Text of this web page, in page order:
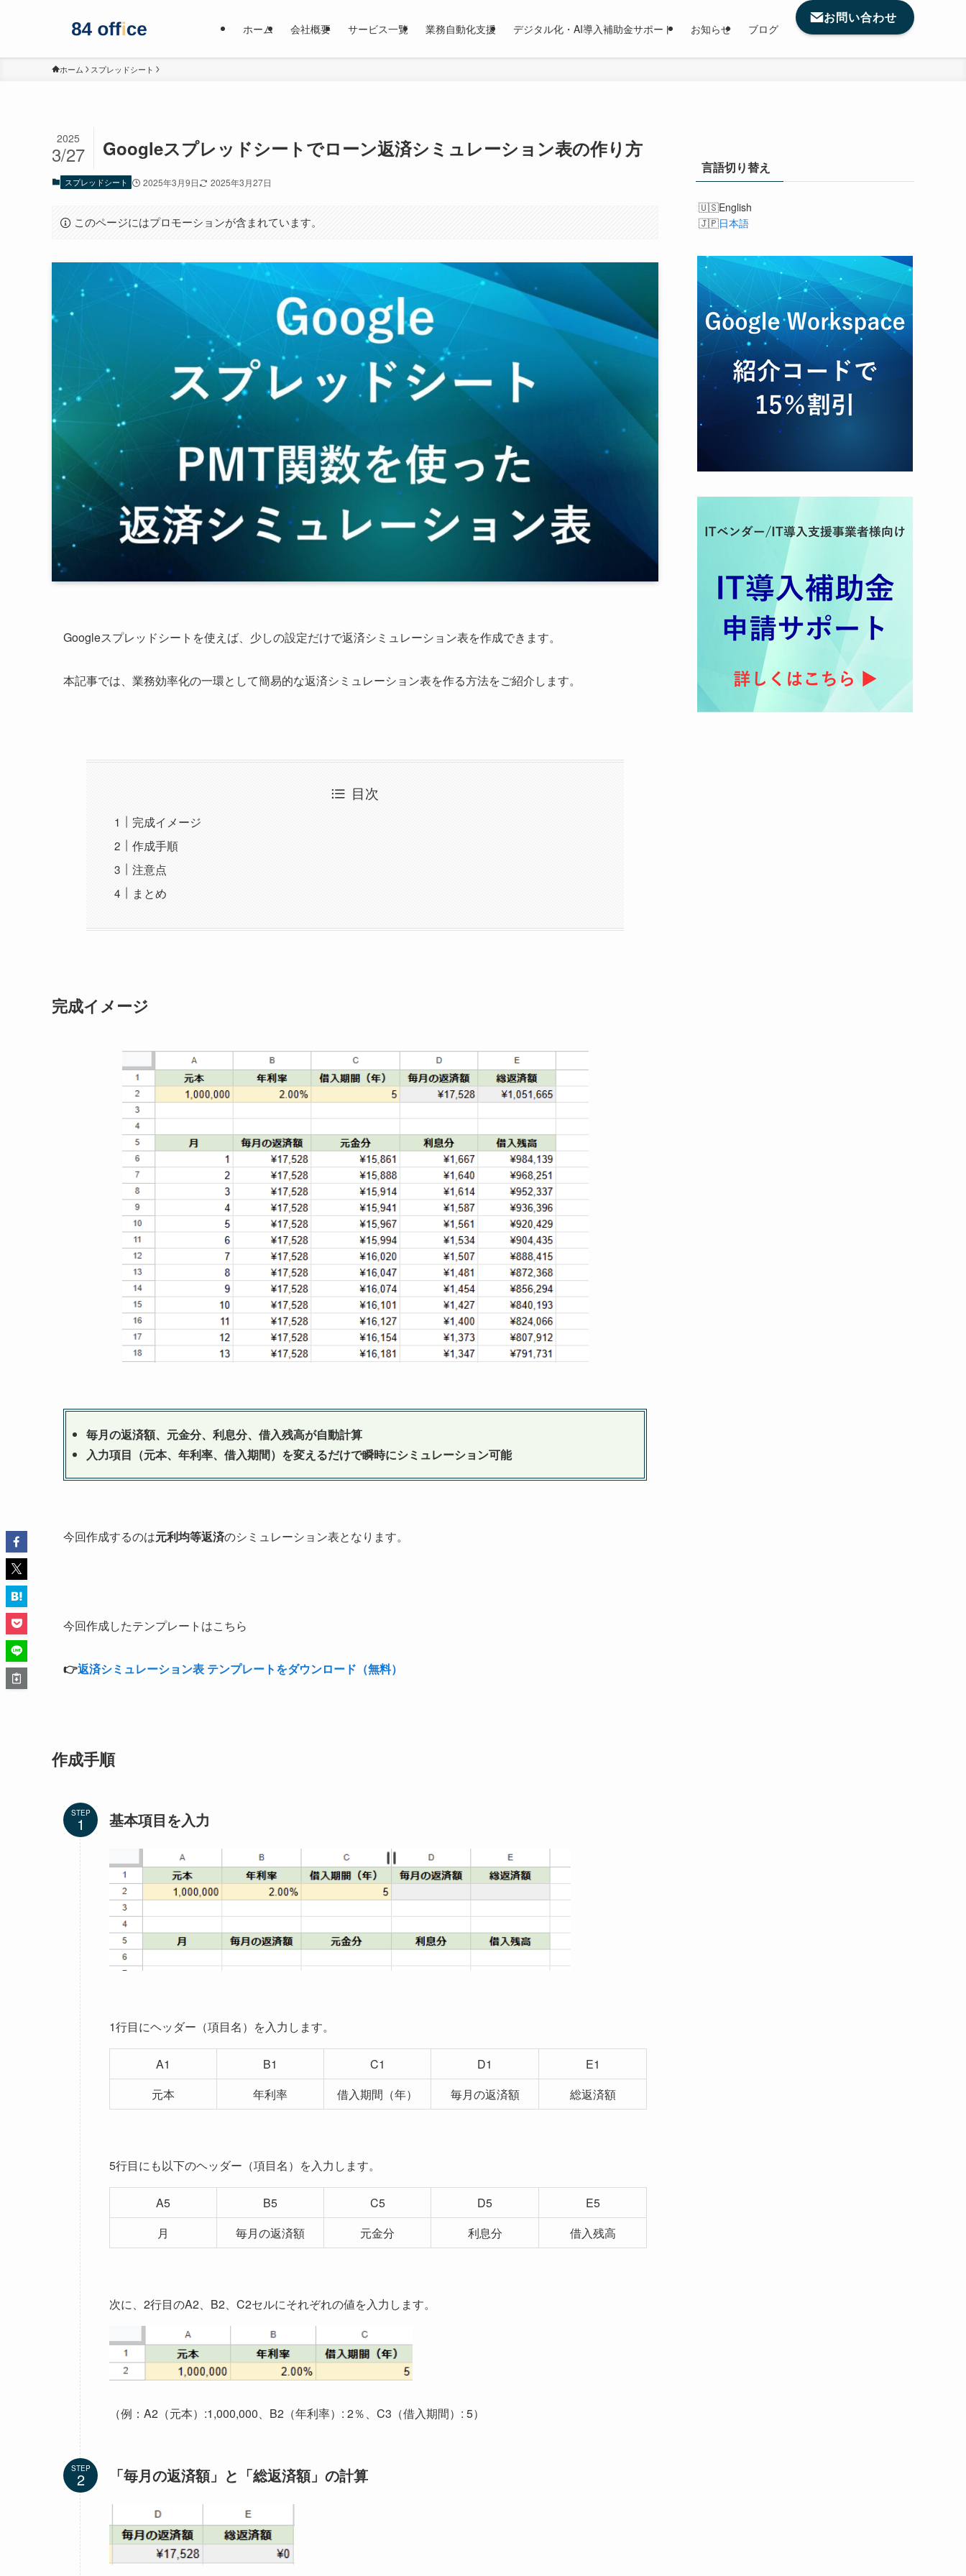
ホーム 会社概要 サービス一覧 業務自動化支援 デジタル化・AI導入補助金サポート お知らせ ブログ
お問い合わせ
ホーム スプレッドシート
Googleスプレッドシートでローン返済シミュレーション表の作り方
2025
3/27
スプレッドシート 2025年3月9日 2025年3月27日
このページにはプロモーションが含まれています。
Googleスプレッドシートを使えば、少しの設定だけで返済シミュレーション表を作成できます。
本記事では、業務効率化の一環として簡易的な返済シミュレーション表を作る方法をご紹介します。
目次
完成イメージ
作成手順
注意点
まとめ
完成イメージ
毎月の返済額、元金分、利息分、借入残高が自動計算
入力項目（元本、年利率、借入期間）を変えるだけで瞬時にシミュレーション可能
今回作成するのは元利均等返済のシミュレーション表となります。
今回作成したテンプレートはこちら
👉返済シミュレーション表 テンプレートをダウンロード（無料）
作成手順
STEP 基本項目を入力
1行目にヘッダー（項目名）を入力します。
A1 B1 C1 D1
E1
元本
年利率 借入期間（年） 毎月の返済額 総返済額
5行目にも以下のヘッダー（項目名）を入力します。
A5 B5 C5 D5
E5
月
毎月の返済額 元金分 利息分 借入残高
次に、2行目のA2、B2、C2セルにそれぞれの値を入力します。
（例：A2（元本）:1,000,000、B2（年利率）: 2％、C3（借入期間）: 5）
STEP 「毎月の返済額」と「総返済額」の計算
言語切り替え
English
日本語